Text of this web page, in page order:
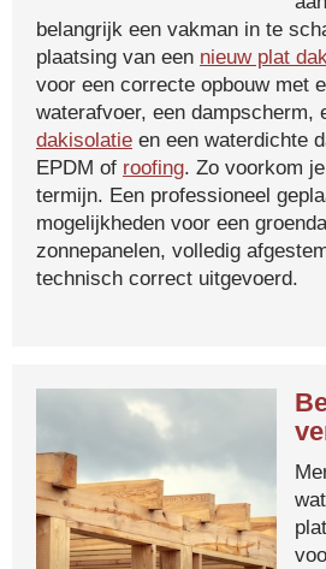
belangrijk een vakman in te
plaatsing van een nieuw plat
voor een correcte opbouw met
waterafvoer, een dampscherm,
dakisolatie en een waterdichte
EPDM of roofing. Zo voorkom
termijn. Een professioneel
mogelijkheden voor een
zonnepanelen, volledig
technisch correct uitgevoerd.